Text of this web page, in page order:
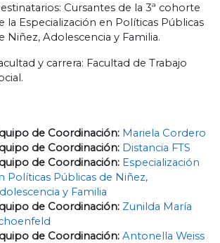
Cursantes de la 3ª cohorte
la Especialización en Políticas Públicas
Niñez, Adolescencia y Familia.
y carrera: Facultad de Trabajo
de Coordinación: Mariela Cordero
de Coordinación: Distancia FTS
de Coordinación: Especialización
Políticas Públicas de Niñez,
y Familia
de Coordinación: Zunilda María
de Coordinación: Antonella Weiss